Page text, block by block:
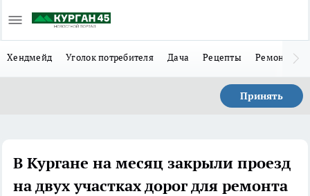
Хендмейд Уголок потребителя Дача Рецепты Ремонт
Принять
В Кургане на месяц закрыли проезд
на двух участках дорог для ремонта